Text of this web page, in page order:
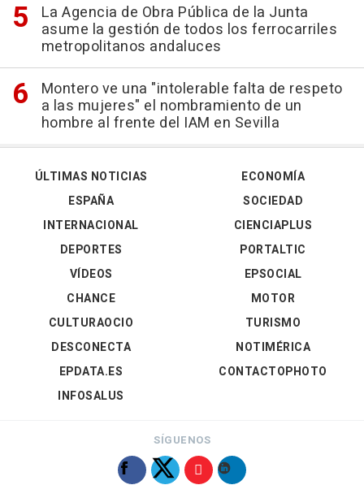
La Agencia de Obra Pública de la Junta
asume la gestión de todos los ferrocarriles
metropolitanos andaluces
Montero ve una "intolerable falta de respeto
a las mujeres" el nombramiento de un
hombre al frente del IAM en Sevilla
ÚLTIMAS NOTICIAS
ESPAÑA
INTERNACIONAL
DEPORTES
VÍDEOS
ECONOMÍA
SOCIEDAD
CIENCIAPLUS
PORTALTIC
EPSOCIAL
CHANCE
CULTURAOCIO
DESCONECTA
EPDATA.ES
INFOSALUS
MOTOR
TURISMO
NOTIMÉRICA
CONTACTOPHOTO
SÍGUENOS